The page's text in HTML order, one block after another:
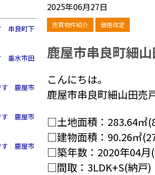
串良町下
垂水市田
す 鹿屋市
す 鹿屋市
す 鹿屋市
2025年06月27日
売買物件紹介 価格改定
鹿屋市串良町細
こんにちは。
鹿屋市串良町細山田売
□土地面積：283.64㎡
□建物面積：90.26㎡
□築年数：2020年04月
□間取：3LDK+S(納